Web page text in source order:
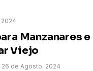
Manzanares
Viejo
26 de Agosto, 2024